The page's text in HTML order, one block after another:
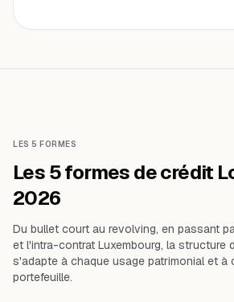
LES 5 FORMES
Les 5 formes de crédit
2026
Du bullet court au revolving, en passant
et l'intra-contrat Luxembourg, la structure
s'adapte à chaque usage patrimonial et à
portefeuille.